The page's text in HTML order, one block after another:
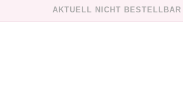
AKTUELL NICHT BESTELLBAR